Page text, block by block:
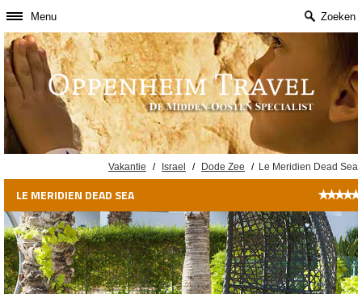
Menu Zoeken
Vakantie / Israel / Dode Zee / Le Meridien Dead Sea
LE MERIDIEN DEAD SEA ★★★★★